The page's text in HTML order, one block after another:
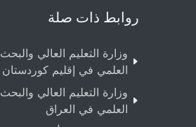
روابط ذات صلة
وزارة التعليم العالي والبحث
العلمي في إقليم كوردستان
وزارة التعليم العالي والبحث
العلمي في العراق